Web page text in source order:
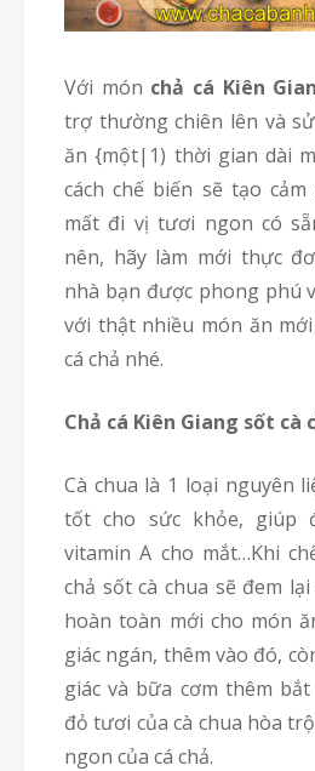
Với món chả cá Kiên
trợ thường chiên lên và
ăn {một|1) thời gian dài
cách chế biến sẽ tạo
mất đi vị tươi ngon có
nên, hãy làm mới thực
nhà bạn được phong phú
với thật nhiều món ăn
cá chả nhé.
Chả cá Kiên Giang sốt cà
Cà chua là 1 loại nguyên liệu vừa dễ ăn, vừa
tốt cho sức khỏe, giúp
vitamin A cho mắt…Khi
chả sốt cà chua sẽ đem
hoàn toàn mới cho món
giác ngán, thêm vào đó,
giác và bữa cơm thêm
đỏ tươi của cà chua hòa
ngon của cá chả.